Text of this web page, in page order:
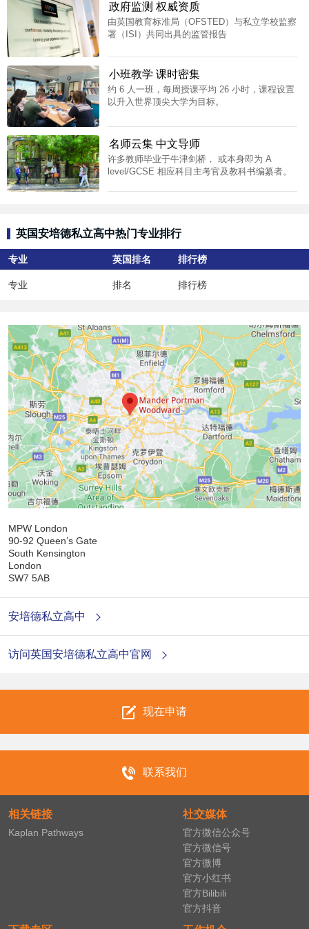
政府监测 权威资质
由英国教育标准局（OFSTED）与私立学校监察
署（ISI）共同出具的监管报告
小班教学 课时密集
约 6 人一班，每周授课平均 26 小时，课程设置
以升入世界顶尖大学为目标。
名师云集 中文导师
许多教师毕业于牛津剑桥， 或本身即为 A
level/GCSE 相应科目主考官及教科书编纂者。
英国安培德私立高中热门专业排行
专业 英国排名 排行榜
专业 排名 排行榜
MPW London
90-92 Queen’s Gate
South Kensington
London
SW7 5AB
安培德私立高中
访问英国安培德私立高中官网
现在申请
联系我们
相关链接
Kaplan Pathways
社交媒体
官方微信公众号
官方微信号
官方微博
官方小红书
官方Bilibili
官方抖音